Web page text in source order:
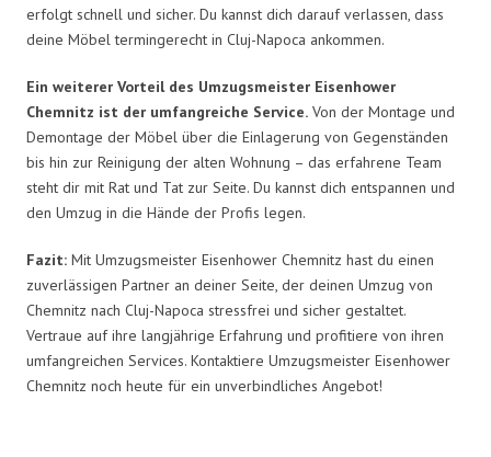
erfolgt schnell und sicher. Du kannst dich darauf verlassen, dass
deine Möbel termingerecht in Cluj-Napoca ankommen.
Ein weiterer Vorteil des Umzugsmeister Eisenhower
Chemnitz ist der umfangreiche Service. Von der Montage und
Demontage der Möbel über die Einlagerung von Gegenständen
bis hin zur Reinigung der alten Wohnung – das erfahrene Team
steht dir mit Rat und Tat zur Seite. Du kannst dich entspannen und
den Umzug in die Hände der Profis legen.
Fazit: Mit Umzugsmeister Eisenhower Chemnitz hast du einen
zuverlässigen Partner an deiner Seite, der deinen Umzug von
Chemnitz nach Cluj-Napoca stressfrei und sicher gestaltet.
Vertraue auf ihre langjährige Erfahrung und profitiere von ihren
umfangreichen Services. Kontaktiere Umzugsmeister Eisenhower
Chemnitz noch heute für ein unverbindliches Angebot!